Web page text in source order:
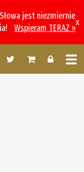
jest niezmiernie
Wspieram TERAZ »
x